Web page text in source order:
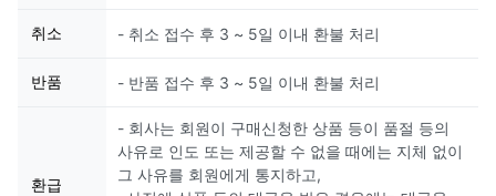
취소 - 취소 접수 후 3 ~ 5일 이내 환불 처리
반품 - 반품 접수 후 3 ~ 5일 이내 환불 처리
환급
- 회사는 회원이 구매신청한 상품 등이 품절 등의
사유로 인도 또는 제공할 수 없을 때에는 지체 없이
그 사유를 회원에게 통지하고,